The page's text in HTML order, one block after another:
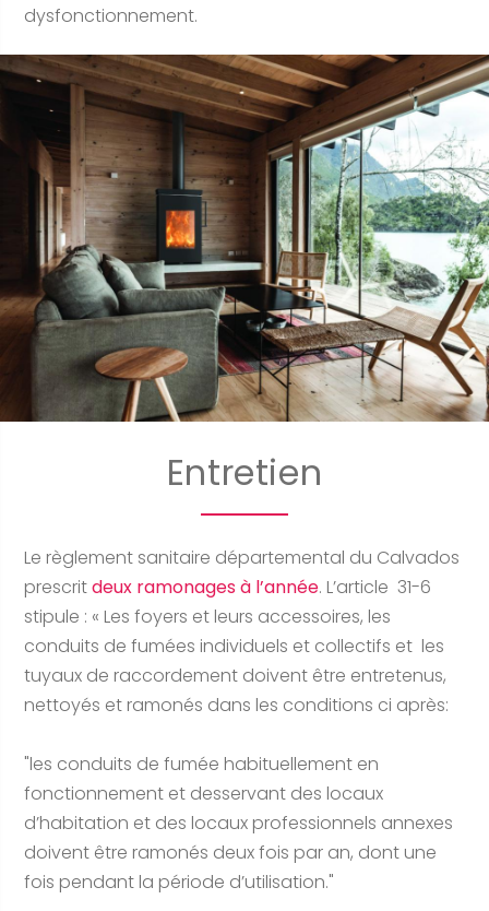
dysfonctionnement.
Entretien
Le règlement sanitaire départemental du Calvados
prescritdeux ramonages à l’année. L’article 31-6
stipule : « Les foyers et leurs accessoires, les
conduits de fumées individuels et collectifs et les
tuyaux de raccordement doivent être entretenus,
nettoyés et ramonés dans les conditions ci après:
"les conduits de fumée habituellement en
fonctionnement et desservant des locaux
d’habitation et des locaux professionnels annexes
doivent être ramonés deux fois par an, dont une
fois pendant la période d’utilisation."